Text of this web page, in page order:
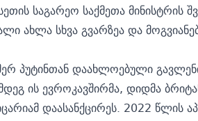
საგარეო საქმეთა მინისტრის
ახლა სხვა გვარზეა და
პუტინთან დაახლოებული
ის ევროკავშირმა, დიდმა
დაასანქცირეს. 2022 წლის